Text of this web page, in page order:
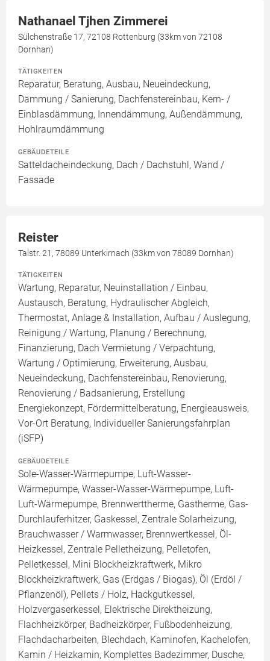
Nathanael Tjhen Zimmerei
Sülchenstraße 17, 72108 Rottenburg (33km von 72108
Dornhan)
TÄTIGKEITEN
Reparatur, Beratung, Ausbau, Neueindeckung,
Dämmung / Sanierung, Dachfenstereinbau, Kern- /
Einblasdämmung, Innendämmung, Außendämmung,
Hohlraumdämmung
GEBÄUDETEILE
Satteldacheindeckung, Dach / Dachstuhl, Wand /
Fassade
Reister
Talstr. 21, 78089 Unterkirnach (33km von 78089 Dornhan)
TÄTIGKEITEN
Wartung, Reparatur, Neuinstallation / Einbau,
Austausch, Beratung, Hydraulischer Abgleich,
Thermostat, Anlage & Installation, Aufbau / Auslegung,
Reinigung / Wartung, Planung / Berechnung,
Finanzierung, Dach Vermietung / Verpachtung,
Wartung / Optimierung, Erweiterung, Ausbau,
Neueindeckung, Dachfenstereinbau, Renovierung,
Renovierung / Badsanierung, Erstellung
Energiekonzept, Fördermittelberatung, Energieausweis,
Vor-Ort Beratung, Individueller Sanierungsfahrplan
(iSFP)
GEBÄUDETEILE
Sole-Wasser-Wärmepumpe, Luft-Wasser-
Wärmepumpe, Wasser-Wasser-Wärmepumpe, Luft-
Luft-Wärmepumpe, Brennwerttherme, Gastherme, Gas-
Durchlauferhitzer, Gaskessel, Zentrale Solarheizung,
Brauchwasser / Warmwasser, Brennwertkessel, Öl-
Heizkessel, Zentrale Pelletheizung, Pelletofen,
Pelletkessel, Mini Blockheizkraftwerk, Mikro
Blockheizkraftwerk, Gas (Erdgas / Biogas), Öl (Erdöl /
Pflanzenöl), Pellets / Holz, Hackgutkessel,
Holzvergaserkessel, Elektrische Direktheizung,
Flachheizkörper, Badheizkörper, Fußbodenheizung,
Flachdacharbeiten, Blechdach, Kaminofen, Kachelofen,
Kamin / Heizkamin, Komplettes Badezimmer, Dusche,